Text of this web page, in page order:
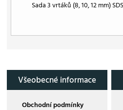
Sada 3 vrtáků (8, 10, 12 mm)
Všeobecné informace
Obchodní podmínky